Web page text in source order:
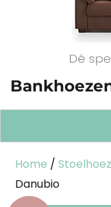
Home /
Danubio